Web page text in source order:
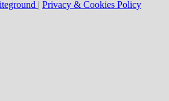
| Privacy & Cookies Policy